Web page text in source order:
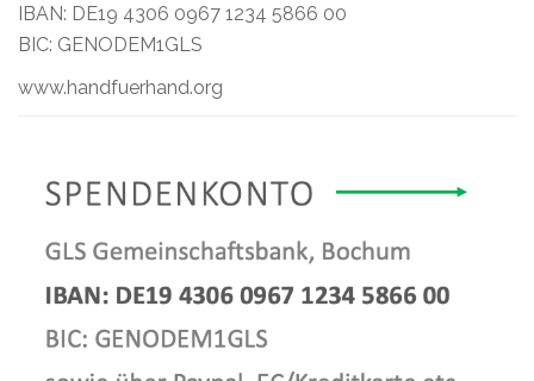
IBAN: DE19 4306 0967 1234 5866 00
BIC: GENODEM1GLS
www.handfuerhand.org